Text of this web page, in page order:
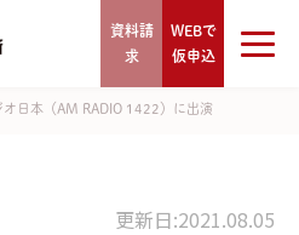
資料請
求
WEBで
仮申込
オ日本（AM RADIO 1422）に出演
更新日:2021.08.05